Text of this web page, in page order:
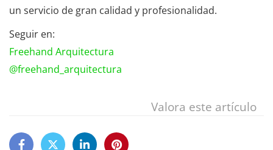
un servicio de gran calidad y profesionalidad.
Seguir en:
Freehand Arquitectura
@freehand_arquitectura
Valora este artículo